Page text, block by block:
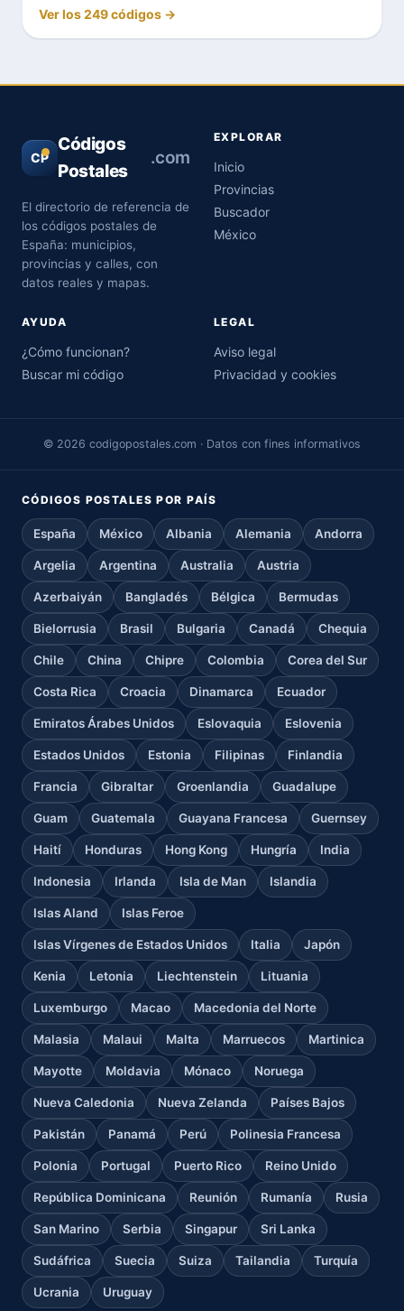
Ver los 249 códigos →
CP
Códigos
Postales
.com
El directorio de referencia de
los códigos postales de
España: municipios,
provincias y calles, con
datos reales y mapas.
EXPLORAR
Inicio
Provincias
Buscador
México
AYUDA
¿Cómo funcionan?
Buscar mi código
LEGAL
Aviso legal
Privacidad y cookies
© 2026 codigopostales.com · Datos con fines informativos
CÓDIGOS POSTALES POR PAÍS
España México Albania Alemania Andorra
Argelia Argentina Australia Austria
Azerbaiyán Bangladés Bélgica Bermudas
Bielorrusia Brasil Bulgaria Canadá Chequia
Chile China Chipre Colombia Corea del Sur
Costa Rica Croacia Dinamarca Ecuador
Emiratos Árabes Unidos Eslovaquia Eslovenia
Estados Unidos Estonia Filipinas Finlandia
Francia Gibraltar Groenlandia Guadalupe
Guam Guatemala Guayana Francesa Guernsey
Haití Honduras Hong Kong Hungría India
Indonesia Irlanda Isla de Man Islandia
Islas Aland Islas Feroe
Islas Vírgenes de Estados Unidos Italia Japón
Kenia Letonia Liechtenstein Lituania
Luxemburgo Macao Macedonia del Norte
Malasia Malaui Malta Marruecos Martinica
Mayotte Moldavia Mónaco Noruega
Nueva Caledonia Nueva Zelanda Países Bajos
Pakistán Panamá Perú Polinesia Francesa
Polonia Portugal Puerto Rico Reino Unido
República Dominicana Reunión Rumanía Rusia
San Marino Serbia Singapur Sri Lanka
Sudáfrica Suecia Suiza Tailandia Turquía
Ucrania Uruguay